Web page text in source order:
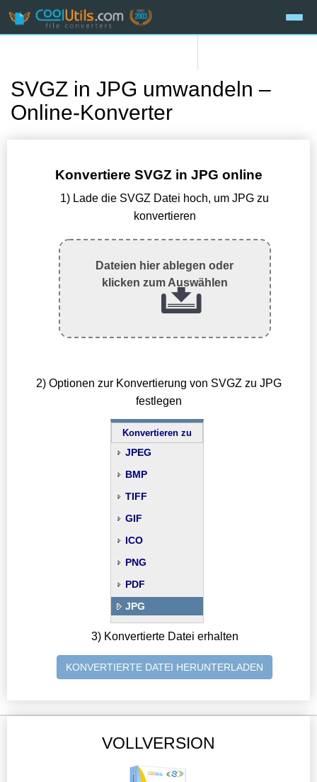
SVGZ in JPG umwandeln –
Online-Konverter
Konvertiere SVGZ in JPG online
1) Lade die SVGZ Datei hoch, um JPG zu
konvertieren
Dateien hier ablegen oder
klicken zum Auswählen
2) Optionen zur Konvertierung von SVGZ zu JPG
festlegen
Konvertieren zu
JPEG
BMP
TIFF
GIF
ICO
PNG
PDF
JPG
3) Konvertierte Datei erhalten
KONVERTIERTE DATEI HERUNTERLADEN
VOLLVERSION